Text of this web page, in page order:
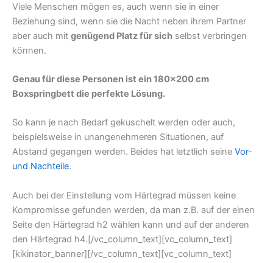
Viele Menschen mögen es, auch wenn sie in einer
Beziehung sind, wenn sie die Nacht neben ihrem Partner
aber auch mit genügend Platz für sich selbst verbringen
können.
Genau für diese Personen ist ein 180×200 cm
Boxspringbett die perfekte Lösung.
So kann je nach Bedarf gekuschelt werden oder auch,
beispielsweise in unangenehmeren Situationen, auf
Abstand gegangen werden. Beides hat letztlich seine Vor-
und Nachteile.
Auch bei der Einstellung vom Härtegrad müssen keine
Kompromisse gefunden werden, da man z.B. auf der einen
Seite den Härtegrad h2 wählen kann und auf der anderen
den Härtegrad h4.[/vc_column_text][vc_column_text]
[kikinator_banner][/vc_column_text][vc_column_text]